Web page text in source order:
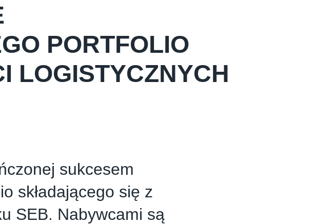
PORTFOLIO
LOGISTYCZNYCH
sukcesem
składającego się z
SEB. Nabywcami są